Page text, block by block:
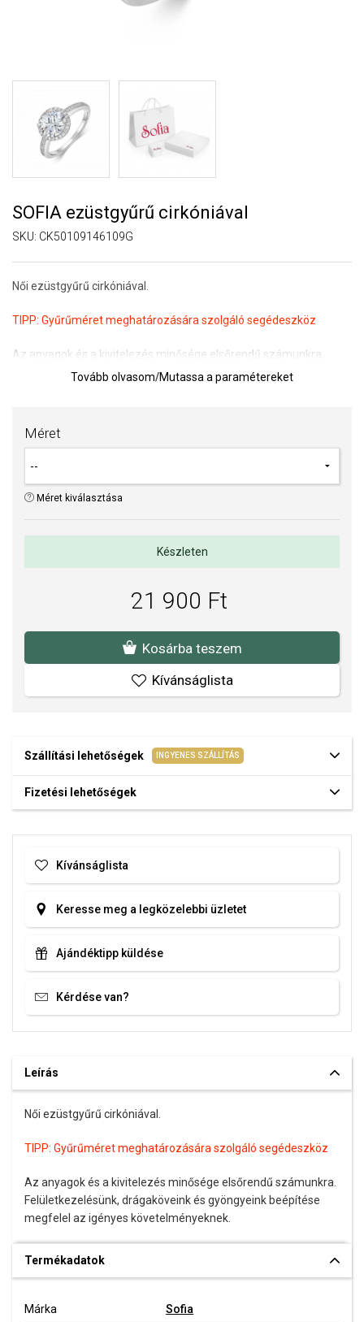
SOFIA ezüstgyűrű cirkóniával
SKU: CK50109146109G
Női ezüstgyűrű cirkóniával.
TIPP: Gyűrűméret meghatározására szolgáló segédeszköz
Az anyagok és a kivitelezés minősége elsőrendű számunkra.
Felületkezelésünk, drágaköveink és gyöngyeink beépítése
Tovább olvasom/Mutassa a paramétereket
Méret
Méret kiválasztása
Készleten
21 900 Ft
Kosárba teszem
Kívánságlista
Szállítási lehetőségek INGYENES SZÁLLÍTÁS
Fizetési lehetőségek
Kívánságlista
Keresse meg a legközelebbi üzletet
Ajándéktipp küldése
Kérdése van?
Leírás
Női ezüstgyűrű cirkóniával.
TIPP: Gyűrűméret meghatározására szolgáló segédeszköz
Az anyagok és a kivitelezés minősége elsőrendű számunkra.
Felületkezelésünk, drágaköveink és gyöngyeink beépítése
megfelel az igényes követelményeknek.
Termékadatok
Márka Sofia